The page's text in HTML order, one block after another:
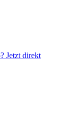
Jetzt direkt